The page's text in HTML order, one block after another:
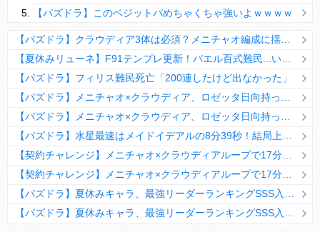
【パズドラ】このベジットパめちゃくちゃ強いよｗｗｗｗ
【パズドラ】フィリス難民死亡「200連したけど出なかった」